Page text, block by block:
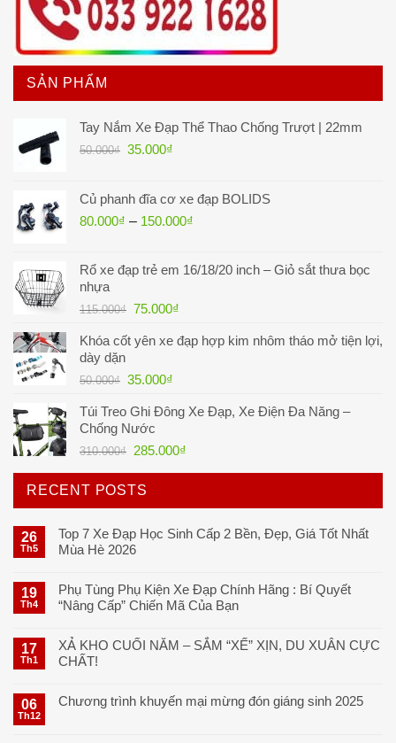
SẢN PHẨM
Tay Nắm Xe Đạp Thể Thao Chống Trượt | 22mm
50.000₫ Giá
50.000₫.
35.000₫Giá
là:
35.000₫.
Củ phanh đĩa cơ xe đạp BOLIDS
80.000₫ – 150.000₫
Rổ xe đạp trẻ em 16/18/20 inch – Giỏ sắt thưa bọc
nhựa
115.000₫ Giá
là:
75.000₫Giá
tại
Khóa cốt yên xe đạp hợp kim nhôm tháo mở tiện lợi,
dày dặn
50.000₫ Giá
là:
50.000₫.
35.000₫Giá
tại
35.000₫.
Túi Treo Ghi Đông Xe Đạp, Xe Điện Đa Năng –
Chống Nước
310.000₫ Giá
là:
310.000₫.
285.000₫Giá
là:
RECENT POSTS
26
Th5
Top 7 Xe Đạp Học Sinh Cấp 2 Bền, Đẹp, Giá Tốt Nhất
Mùa Hè 2026
19
Th4
Phụ Tùng Phụ Kiện Xe Đạp Chính Hãng : Bí Quyết
“Nâng Cấp” Chiến Mã Của Bạn
17
Th1
XẢ KHO CUỐI NĂM – SẮM “XẾ” XỊN, DU XUÂN CỰC
CHẤT!
06
Th12
Chương trình khuyến mại mừng đón giáng sinh 2025